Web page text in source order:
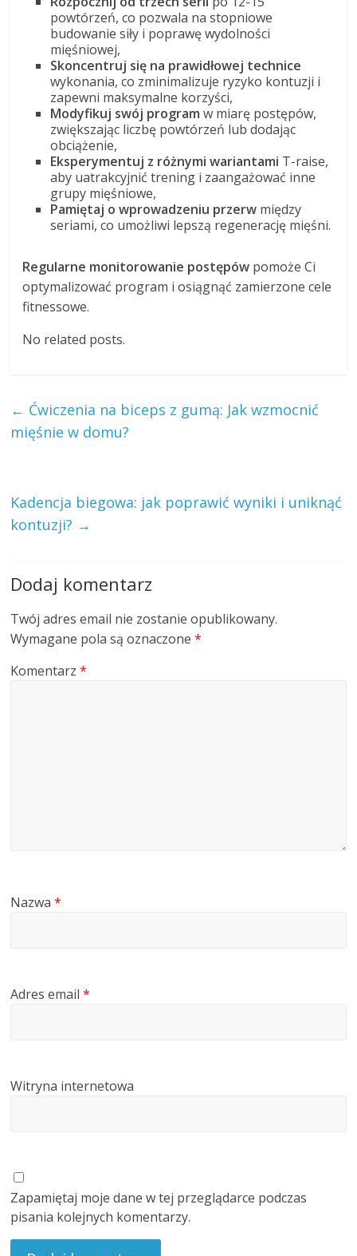
powtórzeń, co pozwala na stopniowe
budowanie siły i poprawę wydolności
mięśniowej,
Skoncentruj się na prawidłowej technice
wykonania, co zminimalizuje ryzyko kontuzji i
zapewni maksymalne korzyści,
Modyfikuj swój program w miarę postępów,
zwiększając liczbę powtórzeń lub dodając
obciążenie,
Eksperymentuj z różnymi wariantami T-raise,
aby uatrakcyjnić trening i zaangażować inne
grupy mięśniowe,
Pamiętaj o wprowadzeniu przerw między
seriami, co umożliwi lepszą regenerację mięśni.
Regularne monitorowanie postępów pomoże Ci
optymalizować program i osiągnąć zamierzone cele
fitnessowe.
No related posts.
← Ćwiczenia na biceps z gumą: Jak wzmocnić
mięśnie w domu?
Kadencja biegowa: jak poprawić wyniki i uniknąć
kontuzji? →
Dodaj komentarz
Twój adres email nie zostanie opublikowany.
Wymagane pola są oznaczone*
Komentarz*
Nazwa*
Adres email*
Witryna internetowa
Zapamiętaj moje dane w tej przeglądarce podczas
pisania kolejnych komentarzy.